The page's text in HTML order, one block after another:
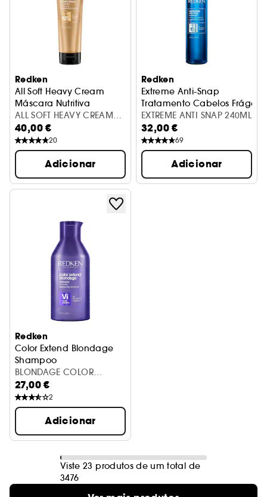
Redken
All Soft Heavy Cream
Máscara Nutritiva
ALL SOFT HEAVY CREAM
250ML
40,00 €
20
Adicionar
Redken
Extreme Anti-Snap
Tratamento Cabelos Frágeis
EXTREME ANTI SNAP 240ML
32,00 €
69
Adicionar
Redken
Color Extend Blondage
Shampoo
Champô Cabelos Loiros
BLONDAGE COLOR
EXTEND SHAMPOO 300ML
27,00 €
2
Adicionar
Viste 23 produtos de um total de
3476